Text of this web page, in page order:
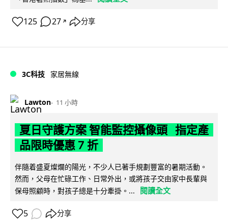
125 27 ↗ 分享
3C科技 家居無線
Lawton 11 小時
夏日守護方案 智能監控攝像頭 指定產
品限時優惠 7 折
伴隨着盛夏燦爛的陽光，不少人已著手規劃豐富的暑期活動。
然而，父母在忙碌工作、日常外出，或將孩子交由家中長輩與
保母照顧時，對孩子總是十分牽掛。...
閱讀全文
5 分享